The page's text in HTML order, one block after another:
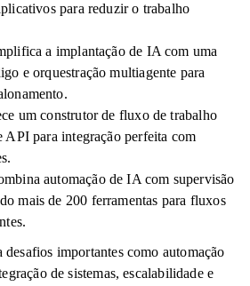
para reduzir o trabalho
a implantação de IA com uma
e orquestração multiagente para
um construtor de fluxo de trabalho
API para integração perfeita com
automação de IA com supervisão
mais de 200 ferramentas para fluxos
desafios importantes como automação
de sistemas, escalabilidade e